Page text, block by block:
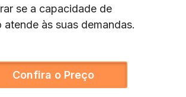
se a capacidade de
atende às suas demandas.
Confira o Preço